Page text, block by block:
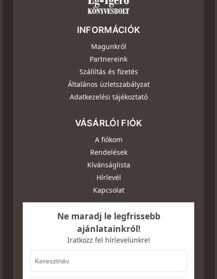
INFORMÁCIÓK
Magunkról
Partnereink
Szállítás és fizetés
Általános üzletszabályzat
Adatkezelési tájékoztató
VÁSÁRLÓI FIÓK
A fiókom
Rendelések
Kívánságlista
Hírlevél
Kapcsolat
Ne maradj le legfrissebb
ajánlatainkról!
Iratkozz fel hírlevelünkre!